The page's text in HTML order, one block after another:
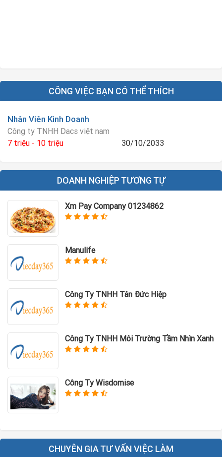
CÔNG VIỆC BẠN CÓ THỂ THÍCH
Nhân Viên Kinh Doanh
Công ty TNHH Dacs việt nam
7 triệu - 10 triệu
30/10/2033
DOANH NGHIỆP TƯƠNG TỰ
Xm Pay Company 01234862
Manulife
Công Ty TNHH Tân Đức Hiệp
Công Ty TNHH Môi Trường Tầm Nhìn Xanh
Công Ty Wisdomise
CHUYÊN GIA TƯ VẤN VIỆC LÀM